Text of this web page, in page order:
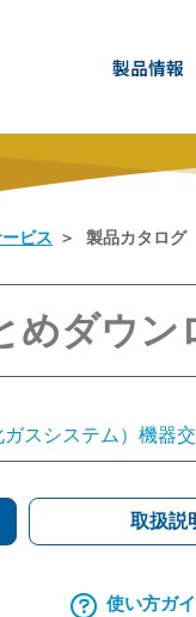
製品情報
ビス 製品カタログ
めダウン
ガスシステム）機器
スシステム）機器
取扱説
使い方ガ